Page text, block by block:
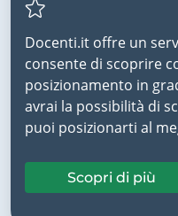
Docenti.it offre un
consente di scoprire
posizionamento in
avrai la possibilità di
puoi posizionarti al
Scopri di più